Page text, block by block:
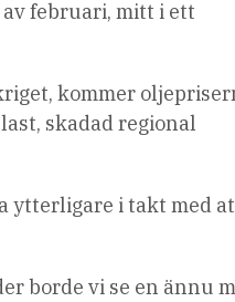
februari, mitt i ett
kommer
skadad regional
ytterligare i takt med
borde vi se en ännu